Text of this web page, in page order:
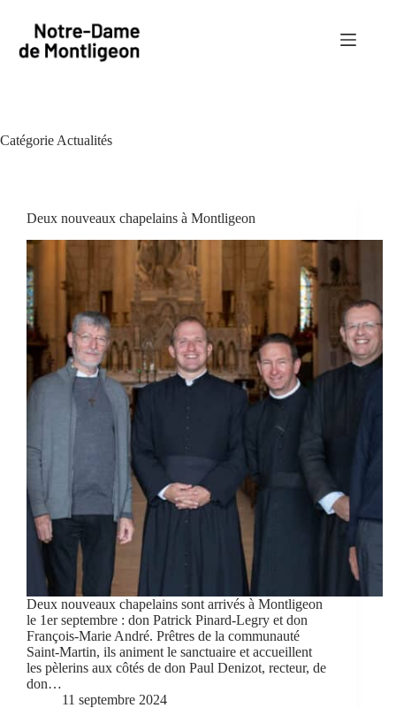
contenu
Catégorie Actualités
Deux nouveaux chapelains à Montligeon
Deux nouveaux chapelains sont arrivés à Montligeon
le 1er septembre : don Patrick Pinard-Legry et don
François-Marie André. Prêtres de la communauté
Saint-Martin, ils animent le sanctuaire et accueillent
les pèlerins aux côtés de don Paul Denizot, recteur, de
don…
11 septembre 2024